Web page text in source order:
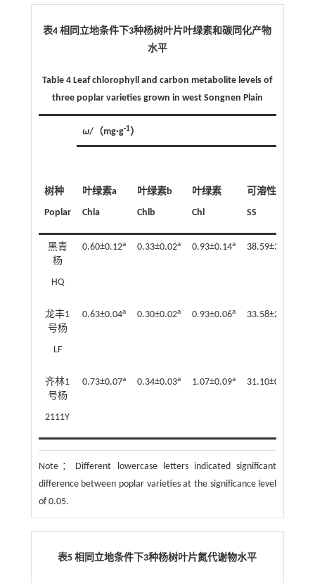
表4 相同立地条件下3种杨树叶片叶绿素和碳同化产物
水平
Table 4 Leaf chlorophyll and carbon metabolite levels of
three poplar varieties grown in west Songnen Plain
树种
Poplar
ω/（mg·g-1）
叶绿素a
Chla
叶绿素b
Chlb
叶绿素
Chl
可溶性糖
SS
黑青
杨
HQ
0.60±0.12a 0.33±0.02a 0.93±0.14a 38.59±3.56
龙丰1
号杨
LF
0.63±0.04a 0.30±0.02a 0.93±0.06a 33.58±2.08
齐林1
号杨
2111Y
0.73±0.07a 0.34±0.03a 1.07±0.09a 31.10±0.57
Note：
Different lowercase letters indicated significant
difference between poplar varieties at the significance level
of 0.05.
表5 相同立地条件下3种杨树叶片氮代谢物水平